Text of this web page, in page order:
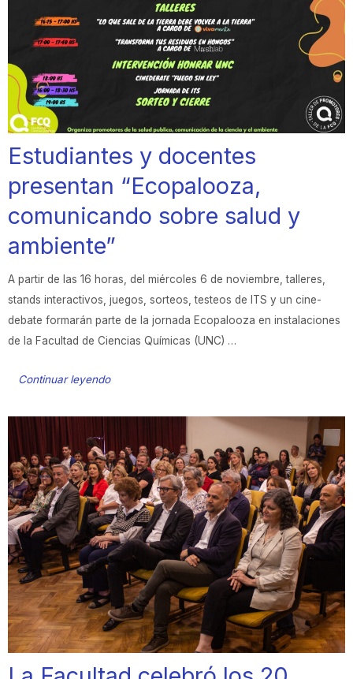
Estudiantes y docentes
presentan “Ecopalooza,
comunicando sobre salud y
ambiente”
A partir de las 16 horas, del miércoles 6 de noviembre, talleres,
stands interactivos, juegos, sorteos, testeos de ITS y un cine-
debate formarán parte de la jornada Ecopalooza en instalaciones
de la Facultad de Ciencias Químicas (UNC) …
Continuar leyendo